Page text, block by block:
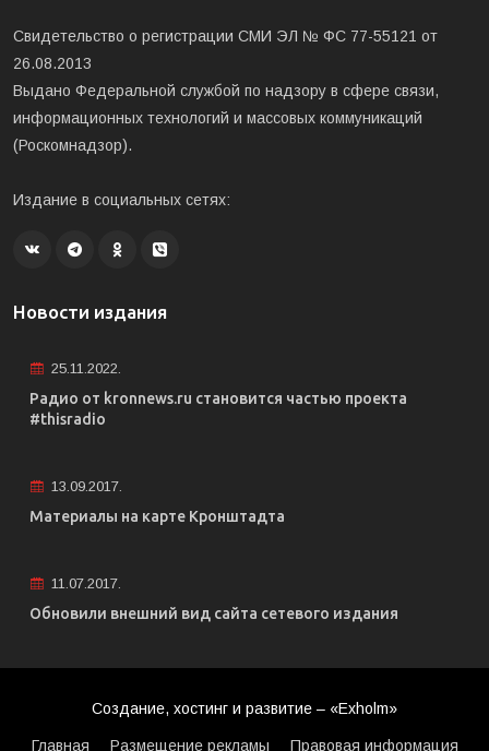
Свидетельство о регистрации СМИ ЭЛ № ФС 77-55121 от
26.08.2013
Выдано Федеральной службой по надзору в сфере связи,
информационных технологий и массовых коммуникаций
(Роскомнадзор).
Издание в социальных сетях:
Новости издания
25.11.2022.
Радио от kronnews.ru становится частью проекта
#thisradio
13.09.2017.
Материалы на карте Кронштадта
11.07.2017.
Обновили внешний вид сайта сетевого издания
Создание, хостинг и развитие – «Exholm»
Главная Размещение рекламы
Правовая информация